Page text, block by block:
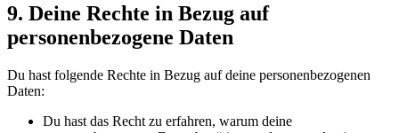
9. Deine Rechte in Bezug auf
personenbezogene Daten
Du hast folgende Rechte in Bezug auf deine personenbezogenen
Daten:
Du hast das Recht zu erfahren, warum deine